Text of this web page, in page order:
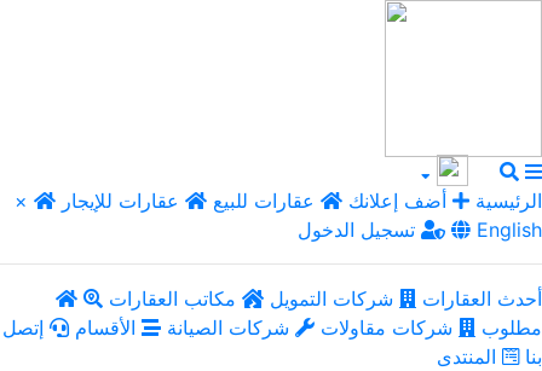
× الرئيسية أضف إعلانك عقارات للبيع
عقارات للإيجار
تسجيل الدخول
English
أحدث العقارات شركات التمويل
مكاتب العقارات
مطلوب
شركات مقاولات شركات الصيانة الأقسام
إتصل
بنا
المنتدى